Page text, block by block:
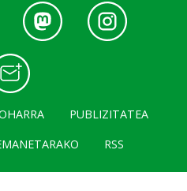
PUBLIZITATEA
RSS